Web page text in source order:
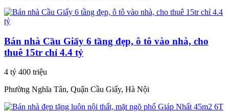
Bán nhà Cầu Giấy 6 tầng đẹp, ô tô vào nhà, cho
thuê 15tr chỉ 4.4 tỷ
4 tỷ 400 triệu
Phường Nghĩa Tân, Quận Cầu Giấy, Hà Nội